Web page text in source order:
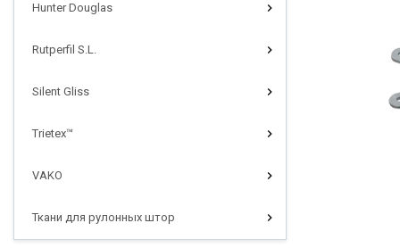
Hunter Douglas
Rutperfil S.L.
Silent Gliss
Trietex™
VAKO
Ткани для рулонных штор